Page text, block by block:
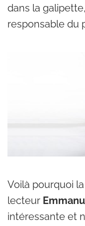
dans la
responsable du
Voilà pourquoi
lecteur
intéressante et